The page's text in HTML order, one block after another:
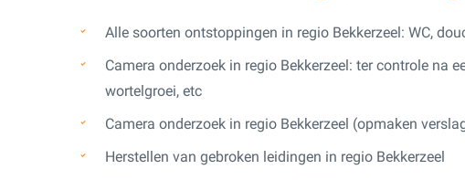
Alle soorten ontstoppingen in regio Bekkerzeel: WC,
Camera onderzoek in regio Bekkerzeel: ter controle na
wortelgroei, etc
Camera onderzoek in regio Bekkerzeel (opmaken
Herstellen van gebroken leidingen in regio Bekkerzeel